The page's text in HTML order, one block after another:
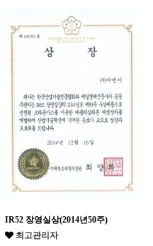
IR52 장영실상(2014년50주)
최고관리자